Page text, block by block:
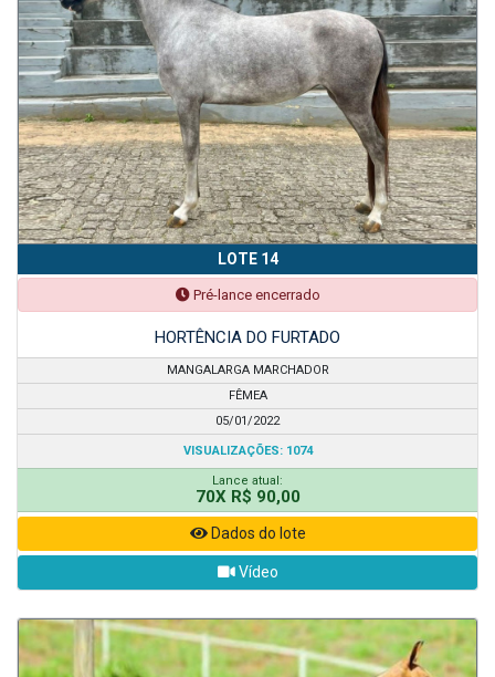
LOTE 14
Pré-lance encerrado
HORTÊNCIA DO FURTADO
MANGALARGA MARCHADOR
FÊMEA
05/01/2022
VISUALIZAÇÕES: 1074
Lance atual:
70X R$ 90,00
Dados do lote
Vídeo